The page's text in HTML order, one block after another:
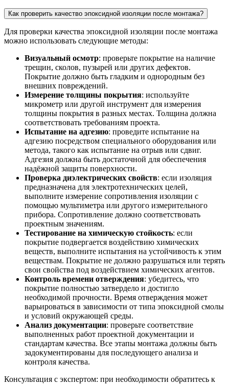
Как проверить качество эпоксидной изоляции после монтажа?
Для проверки качества эпоксидной изоляции после монтажа
можно использовать следующие методы:
Визуальный осмотр: проверьте покрытие на наличие
трещин, сколов, пузырей или других дефектов.
Покрытие должно быть гладким и однородным без
внешних повреждений.
Измерение толщины покрытия: используйте
микрометр или другой инструмент для измерения
толщины покрытия в разных местах. Толщина должна
соответствовать требованиям проекта.
Испытание на адгезию: проведите испытание на
адгезию посредством специального оборудования или
метода, такого как испытание на отрыв или сдвиг.
Адгезия должна быть достаточной для обеспечения
надёжной защиты поверхности.
Проверка диэлектрических свойств: если изоляция
предназначена для электротехнических целей,
выполните измерение сопротивления изоляции с
помощью мультиметра или другого измерительного
прибора. Сопротивление должно соответствовать
проектным значениям.
Тестирование на химическую стойкость: если
покрытие подвергается воздействию химических
веществ, выполните испытания на устойчивость к этим
веществам. Покрытие не должно разрушаться или терять
свои свойства под воздействием химических агентов.
Контроль времени отверждения: убедитесь, что
покрытие полностью затвердело и достигло
необходимой прочности. Время отверждения может
варьироваться в зависимости от типа эпоксидной смолы
и условий окружающей среды.
Анализ документации: проверьте соответствие
выполненных работ проектной документации и
стандартам качества. Все этапы монтажа должны быть
задокументированы для последующего анализа и
контроля качества.
Консультация с экспертом: при необходимости обратитесь к